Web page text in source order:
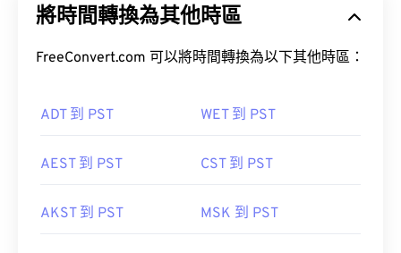
將時間轉換為其他時區
FreeConvert.com 可以將時間轉換為以下其他時區：
ADT 到 PST WET 到 PST
AEST 到 PST CST 到 PST
AKST 到 PST MSK 到 PST